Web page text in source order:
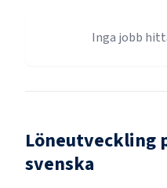
Inga jobb
Löneutveckling
svenska